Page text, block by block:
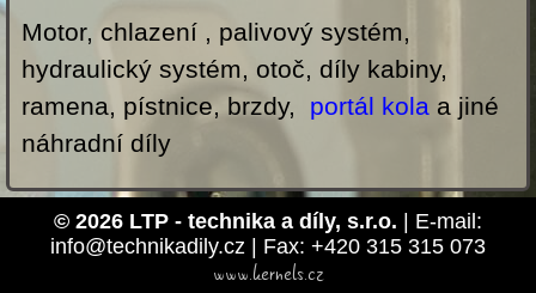
Motor, chlazení , palivový systém,
hydraulický systém, otoč, díly kabiny,
ramena, pístnice, brzdy,
portál kola a jiné
náhradní díly
© 2026 LTP - technika a díly, s.r.o. | E-mail:
info@technikadily.cz | Fax: +420 315 315 073
www.kernels.cz